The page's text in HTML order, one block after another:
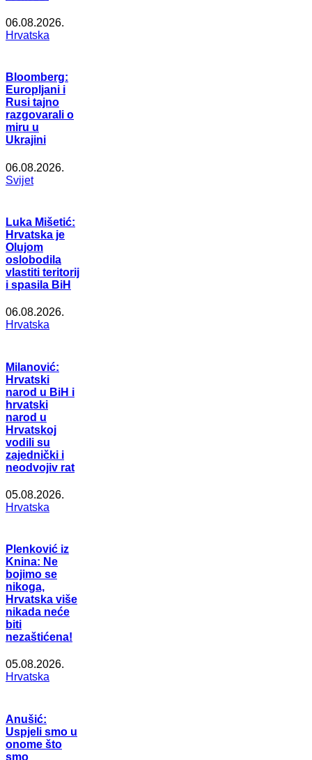
06.08.2026.
Hrvatska
Bloomberg:
Europljani i
Rusi tajno
razgovarali o
miru u
Ukrajini
06.08.2026.
Svijet
Luka Mišetić:
Hrvatska je
Olujom
oslobodila
vlastiti teritorij
i spasila BiH
06.08.2026.
Hrvatska
Milanović:
Hrvatski
narod u BiH i
hrvatski
narod u
Hrvatskoj
vodili su
zajednički i
neodvojiv rat
05.08.2026.
Hrvatska
Plenković iz
Knina: Ne
bojimo se
nikoga,
Hrvatska više
nikada neće
biti
nezaštićena!
05.08.2026.
Hrvatska
Anušić:
Uspjeli smo u
onome što
smo